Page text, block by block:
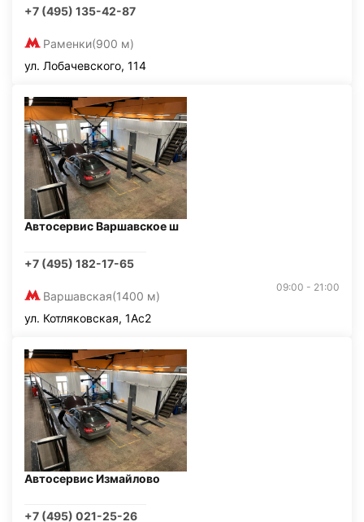
+7 (495) 135-42-87
Раменки(900 м)
ул. Лобачевского, 114
Автосервис Варшавское ш
+7 (495) 182-17-65
Варшавская(1400 м)
09:00 - 21:00
ул. Котляковская, 1Ас2
Автосервис Измайлово
+7 (495) 021-25-26